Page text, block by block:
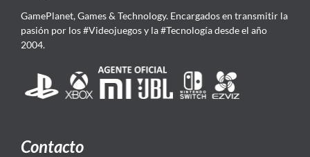
GamePlanet, Games & Technology. Encargados en transmitir la
pasión por los #Videojuegos y la #Tecnología desde el año
2004.
Contacto